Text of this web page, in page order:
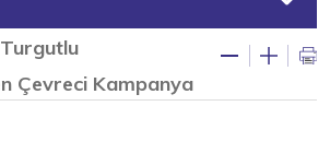
Turgutlu
Çevreci Kampanya